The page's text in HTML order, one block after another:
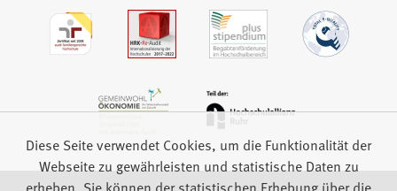
Diese Seite verwendet Cookies, um die Funktionalität der
Webseite zu gewährleisten und statistische Daten zu
erheben. Sie können der statistischen Erhebung über die